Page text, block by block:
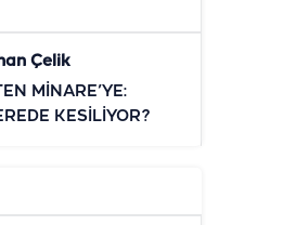
Çelik
MİNARE’YE:
KESİLİYOR?